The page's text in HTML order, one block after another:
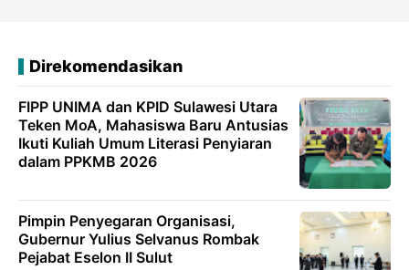
Direkomendasikan
FIPP UNIMA dan KPID Sulawesi Utara
Teken MoA, Mahasiswa Baru Antusias
Ikuti Kuliah Umum Literasi Penyiaran
dalam PPKMB 2026
Pimpin Penyegaran Organisasi,
Gubernur Yulius Selvanus Rombak
Pejabat Eselon II Sulut